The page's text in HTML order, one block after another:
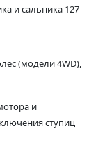
и сальника 127
(модели 4WD),
и
ступиц